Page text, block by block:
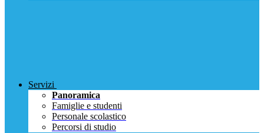
Servizi
Panoramica
Famiglie e studenti
Personale scolastico
Percorsi di studio